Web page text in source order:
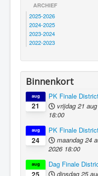
ARCHIEF
2025-2026
2024-2025
2023-2024
2022-2023
Binnenkort
21
aug
PK Finale
vrijdag 21
18:00
24
aug
PK Finale
maandag 24
2026 18:00
aug
Dag Finale
dinsdag 25